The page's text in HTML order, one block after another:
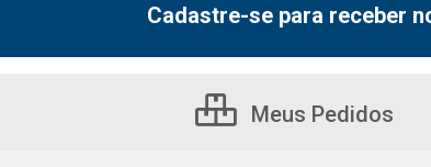
Cadastre-se para receber
Meus Pedidos